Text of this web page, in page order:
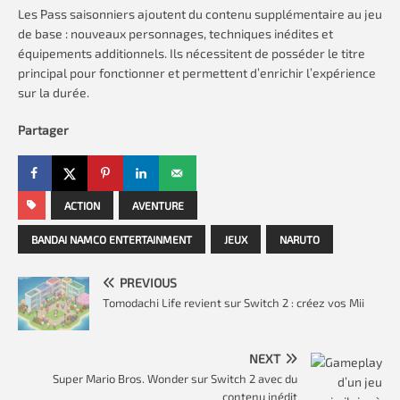
Les Pass saisonniers ajoutent du contenu supplémentaire au jeu
de base : nouveaux personnages, techniques inédites et
équipements additionnels. Ils nécessitent de posséder le titre
principal pour fonctionner et permettent d’enrichir l’expérience
sur la durée.
Partager
ACTION AVENTURE
BANDAI NAMCO ENTERTAINMENT JEUX NARUTO
PREVIOUS
Tomodachi Life revient sur Switch 2 : créez vos Mii
NEXT
Super Mario Bros. Wonder sur Switch 2 avec du
contenu inédit